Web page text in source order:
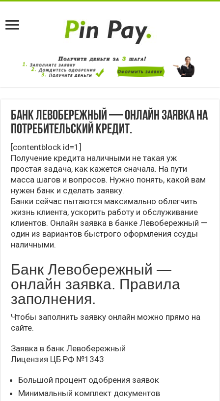
Банк Левобережный — Онлайн заявка на
потребительский кредит.
[contentblock id=1]
Получение кредита наличными не такая уж
простая задача, как кажется сначала. На пути
масса шагов и вопросов. Нужно понять, какой вам
нужен банк и сделать заявку.
Банки сейчас пытаются максимально облегчить
жизнь клиента, ускорить работу и обслуживание
клиентов. Онлайн заявка в банке Левобережный —
один из вариантов быстрого оформления ссуды
наличными.
Банк Левобережный —
онлайн заявка. Правила
заполнения.
Чтобы заполнить заявку онлайн можно прямо на
сайте.
Заявка в банк Левобережный
Лицензия ЦБ РФ №1343
Большой процент одобрения заявок
Минимальный комплект документов